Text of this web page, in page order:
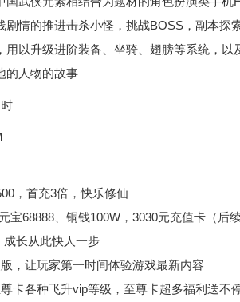
剧情的推进击杀小怪，挑战BOSS，副本
用以升级进阶装备、坐骑、翅膀等系统，
的人物的故事
，首充3倍，快乐修仙
宝68888、铜钱100W，3030元充值卡（后
长从此快人一步
，让玩家第一时间体验游戏最新内容
卡各种飞升vip等级，至尊卡超多福利送不